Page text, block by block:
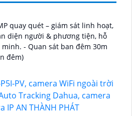
quay quét – giám sát linh hoạt,
diện người & phương tiện, hỗ
- Quan sát ban đêm 30m
đêm)